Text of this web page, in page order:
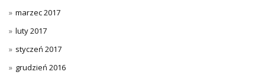
marzec 2017
luty 2017
styczeń 2017
grudzień 2016